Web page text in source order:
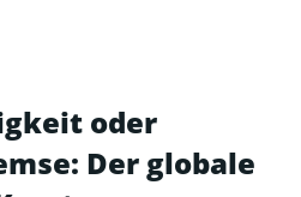
oder
Der globale